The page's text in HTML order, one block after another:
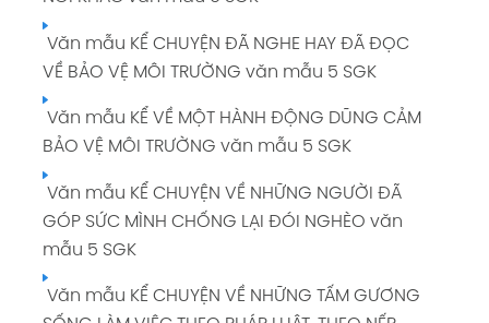
Văn mẫu KỂ CHUYỆN ĐÃ NGHE HAY ĐÃ ĐỌC
VỀ BẢO VỆ MÔI TRƯỜNG văn mẫu 5 SGK
Văn mẫu KỂ VỀ MỘT HÀNH ĐỘNG DŨNG CẢM
BẢO VỆ MÔI TRƯỜNG văn mẫu 5 SGK
Văn mẫu KỂ CHUYỆN VỀ NHỮNG NGƯỜI ĐÃ
GÓP SỨC MÌNH CHỐNG LẠI ĐÓI NGHÈO văn
mẫu 5 SGK
Văn mẫu KỂ CHUYỆN VỀ NHỮNG TẤM GƯƠNG